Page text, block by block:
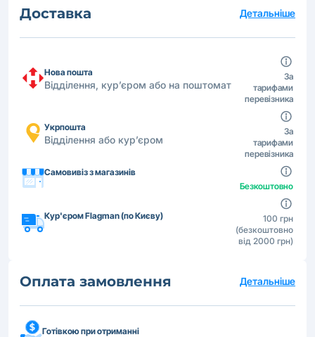
Доставка Детальніше
Нова пошта
Відділення, кур’єром або на поштомат
За
тарифами
перевізника
Укрпошта
Відділення або кур’єром
За
тарифами
перевізника
Самовивіз з магазинів
Безкоштовно
Кур'єром Flagman (по Києву)
100 грн
(безкоштовно
від 2000 грн)
Оплата замовлення Детальніше
Готівкою при отриманні